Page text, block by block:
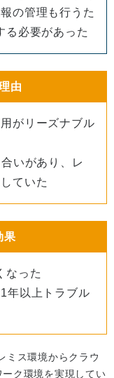
の管理も行うた
る必要があった
由
がリーズナブル
いがあり、レ
ていた
果
なった
年以上トラブル
ミス環境からクラウ
ク環境を実現してい